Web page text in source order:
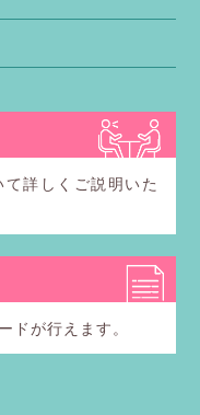
は、本人の同
められた場合
とはありませ
する際には、
するためのIP
詳しくご説明いた
ドが行えます。